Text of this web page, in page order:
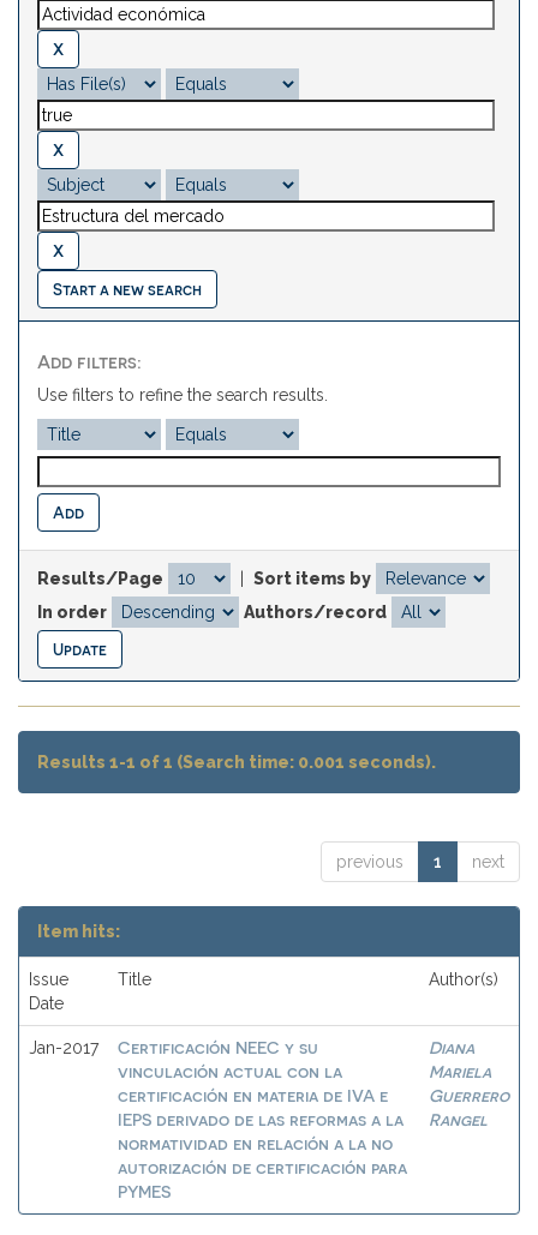
Start a new search
Add filters:
Use filters to refine the search results.
Results/Page
Sort items by
In order
Authors/record
Results 1-1 of 1 (Search time: 0.001 seconds).
previous 1 next
Item hits:
Issue
Date
Title Author(s)
Jan-2017
Certificación NEEC y su
vinculación actual con la
certificación en materia de IVA e
IEPS derivado de las reformas a la
normatividad en relación a la no
autorización de certificación para
PYMES
Diana
Mariela
Guerrero
Rangel